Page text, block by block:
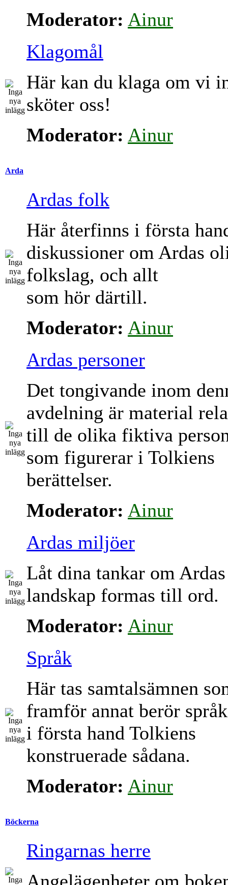
Moderator: Ainur
Klagomål
Här kan du klaga om vi
sköter oss!
Moderator: Ainur
Arda
Ardas folk
Här återfinns i första
diskussioner om Ardas
folkslag, och allt
som hör därtill.
Moderator: Ainur
Ardas personer
Det tongivande inom
avdelning är material
till de olika fiktiva
som figurerar i Tolkiens
berättelser.
Moderator: Ainur
Ardas miljöer
Låt dina tankar om Ardas
landskap formas till ord.
Moderator: Ainur
Språk
Här tas samtalsämnen
framför annat berör
i första hand Tolkiens
konstruerade sådana.
Moderator: Ainur
Böckerna
Ringarnas herre